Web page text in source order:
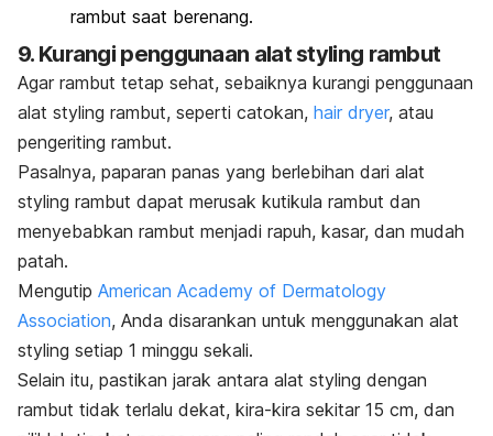
rambut saat berenang.
9. Kurangi penggunaan alat styling rambut
Agar rambut tetap sehat, sebaiknya kurangi penggunaan
alat styling rambut, seperti catokan, hair dryer, atau
pengeriting rambut.
Pasalnya, paparan panas yang berlebihan dari alat
styling rambut dapat merusak kutikula rambut dan
menyebabkan rambut menjadi rapuh, kasar, dan mudah
patah.
Mengutip American Academy of Dermatology
Association, Anda disarankan untuk menggunakan alat
styling setiap 1 minggu sekali.
Selain itu, pastikan jarak antara alat styling dengan
rambut tidak terlalu dekat, kira-kira sekitar 15 cm, dan